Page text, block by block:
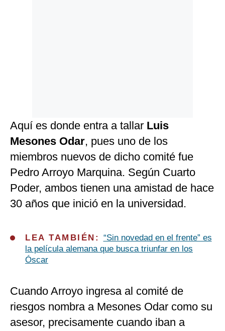
Aquí es donde entra a tallar Luis
Mesones Odar, pues uno de los
miembros nuevos de dicho comité fue
Pedro Arroyo Marquina. Según Cuarto
Poder, ambos tienen una amistad de hace
30 años que inició en la universidad.
LEA TAMBIÉN: “Sin novedad en el frente” es
la película alemana que busca triunfar en los
Óscar
Cuando Arroyo ingresa al comité de
riesgos nombra a Mesones Odar como su
asesor, precisamente cuando iban a